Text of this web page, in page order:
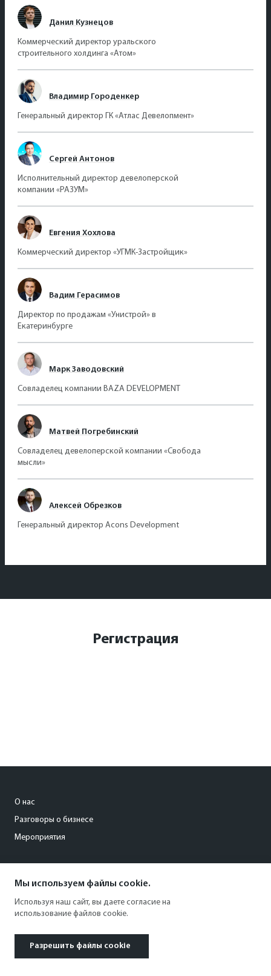
Данил Кузнецов
Коммерческий директор уральского
строительного холдинга «Атом»
Владимир Городенкер
Генеральный директор ГК «Атлас Девелопмент»
Сергей Антонов
Исполнительный директор девелоперской
компании «РАЗУМ»
Евгения Хохлова
Коммерческий директор «УГМК-Застройщик»
Вадим Герасимов
Директор по продажам «Унистрой» в
Екатеринбурге
Марк Заводовский
Совладелец компании BAZA DEVELOPMENT
Матвей Погребинский
Совладелец девелоперской компании «Свобода
мысли»
Алексей Обрезков
Генеральный директор Acons Development
Регистрация
О нас
Разговоры о бизнесе
Мероприятия
+73432873705
Мы используем файлы cookie.
Используя наш сайт, вы даете согласие на
использование файлов cookie.
Разрешить файлы cookie